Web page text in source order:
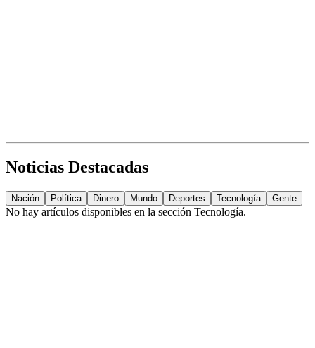
Noticias Destacadas
Nación Política Dinero Mundo Deportes Tecnología Gente
No hay artículos disponibles en la sección Tecnología.